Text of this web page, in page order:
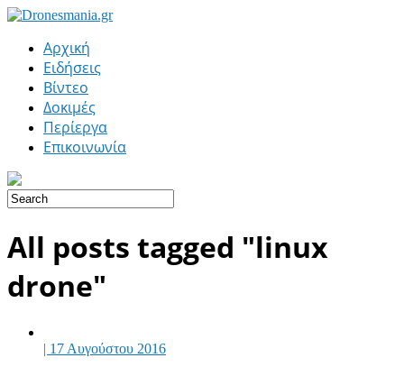
Αρχική
Ειδήσεις
Βίντεο
Δοκιμές
Περίεργα
Επικοινωνία
All posts tagged "linux
drone"
| 17 Αυγούστου 2016